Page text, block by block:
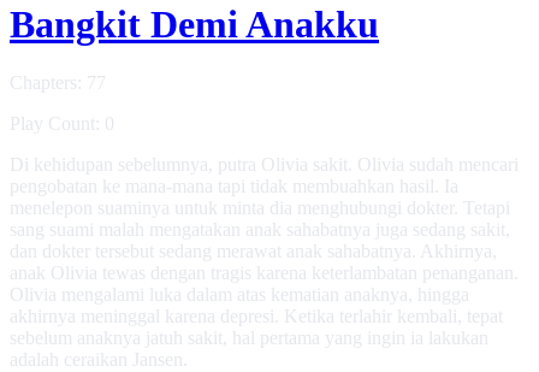
Bangkit Demi Anakku
Chapters: 77
Play Count: 0
Di kehidupan sebelumnya, putra Olivia sakit. Olivia sudah mencari
pengobatan ke mana-mana tapi tidak membuahkan hasil. Ia
menelepon suaminya untuk minta dia menghubungi dokter. Tetapi
sang suami malah mengatakan anak sahabatnya juga sedang sakit,
dan dokter tersebut sedang merawat anak sahabatnya. Akhirnya,
anak Olivia tewas dengan tragis karena keterlambatan penanganan.
Olivia mengalami luka dalam atas kematian anaknya, hingga
akhirnya meninggal karena depresi. Ketika terlahir kembali, tepat
sebelum anaknya jatuh sakit, hal pertama yang ingin ia lakukan
adalah ceraikan Jansen.